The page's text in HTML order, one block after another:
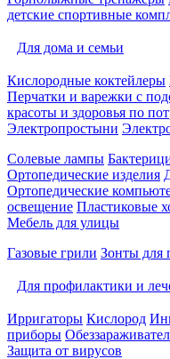
детские спортивные
Для дома и семьи
Кислородные коктейлеры
Перчатки и варежки с
красоты и здоровья по
Электропростыни
Солевые лампы
Ортопедические изделия
Ортопедические
освещение Пластиковые
Мебель для улицы
Газовые грили Зонты для
Для профилактики и
Ирригаторы Кислород
приборы
Защита от вирусов